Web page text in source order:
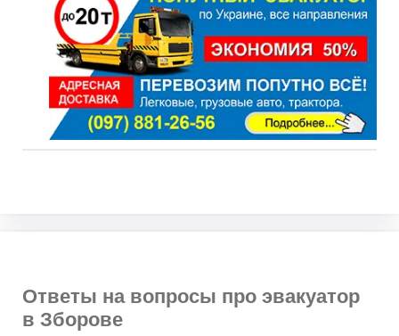
Ответы на вопросы про эвакуатор
в Зборове